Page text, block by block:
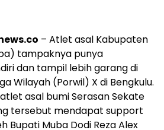
– Atlet asal Kabupaten
tampaknya punya
dan tampil lebih garang di
Wilayah (Porwil) X di Bengkulu.
asal bumi Serasan Sekate
tersebut mendapat support
Bupati Muba Dodi Reza Alex